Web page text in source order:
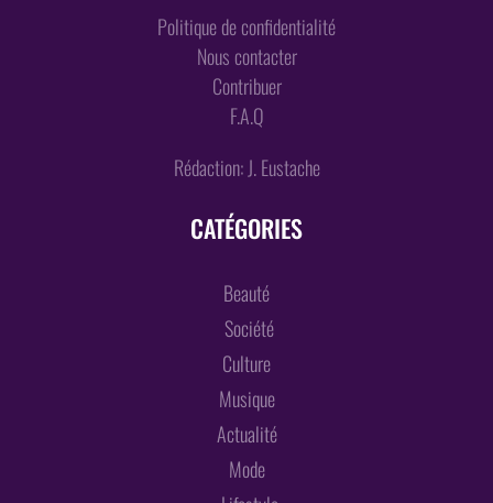
Politique de confidentialité
Nous contacter
Contribuer
F.A.Q
Rédaction: J. Eustache
CATÉGORIES
Beauté
Société
Culture
Musique
Actualité
Mode